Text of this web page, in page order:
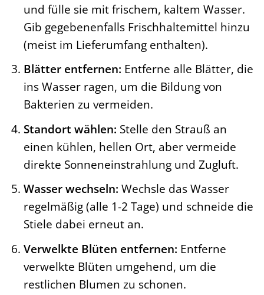
und fülle sie mit frischem, kaltem Wasser.
Gib gegebenenfalls Frischhaltemittel hinzu
(meist im Lieferumfang enthalten).
Blätter entfernen: Entferne alle Blätter, die
ins Wasser ragen, um die Bildung von
Bakterien zu vermeiden.
Standort wählen: Stelle den Strauß an
einen kühlen, hellen Ort, aber vermeide
direkte Sonneneinstrahlung und Zugluft.
Wasser wechseln: Wechsle das Wasser
regelmäßig (alle 1-2 Tage) und schneide die
Stiele dabei erneut an.
Verwelkte Blüten entfernen: Entferne
verwelkte Blüten umgehend, um die
restlichen Blumen zu schonen.